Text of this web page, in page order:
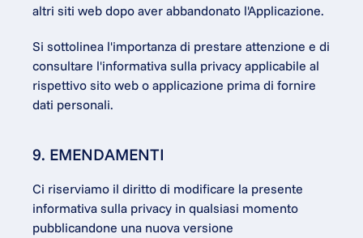
altri siti web dopo aver abbandonato l'Applicazione.
Si sottolinea l'importanza di prestare attenzione e di
consultare l'informativa sulla privacy applicabile al
rispettivo sito web o applicazione prima di fornire
dati personali.
9. EMENDAMENTI
Ci riserviamo il diritto di modificare la presente
informativa sulla privacy in qualsiasi momento
pubblicandone una nuova versione